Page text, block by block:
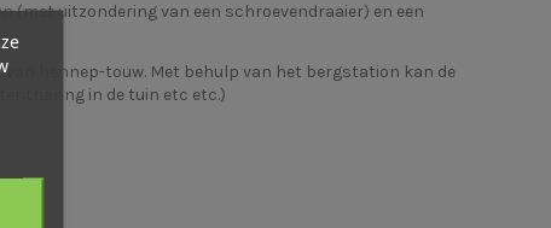
(met uitzondering van een schroevendraaier) en een
hennep-touw. Met behulp van het bergstation kan de
in de tuin etc etc.)